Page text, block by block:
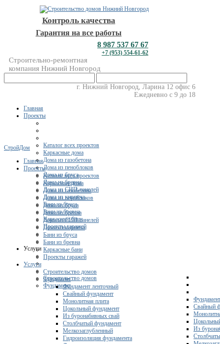
Контроль качества
Гарантия на все работы
8 987 537 67 67
+7 (953) 554-61-62
Строительно-ремонтная
компания Нижний Новгород
г. Нижний Новгород, Ларина 12 офис 6
Ежедневно с 9 до 18
Главная
Проекты
Каталог всех проектов
Каркасные дома
Дома из газобетона
Дома из пеноблоков
Дома из бруса
Дома из бревна
Дома из СИП-панелей
Дома из кирпича
Бани из бруса
Бани из бревна
Каркасные бани
Проекты гаражей
Услуги
Строительство домов
Фундамент
Свайный
Из
СтройДом
Главная
Проекты
Каталог всех проектов
Каркасные дома
Дома из газобетона
Дома из пеноблоков
Дома из бруса
Дома из бревна
Дома из СИП-панелей
Дома из кирпича
Бани из бруса
Бани из бревна
Каркасные бани
Проекты гаражей
Услуги
Строительство домов
Фундамент
Фундамент ленточный
Свайный фундамент
Монолитная плита
Цокольный фундамент
Из буронабивных свай
Столбчатый фундамент
Мелкозаглубленный
Гидроизоляция фундамента